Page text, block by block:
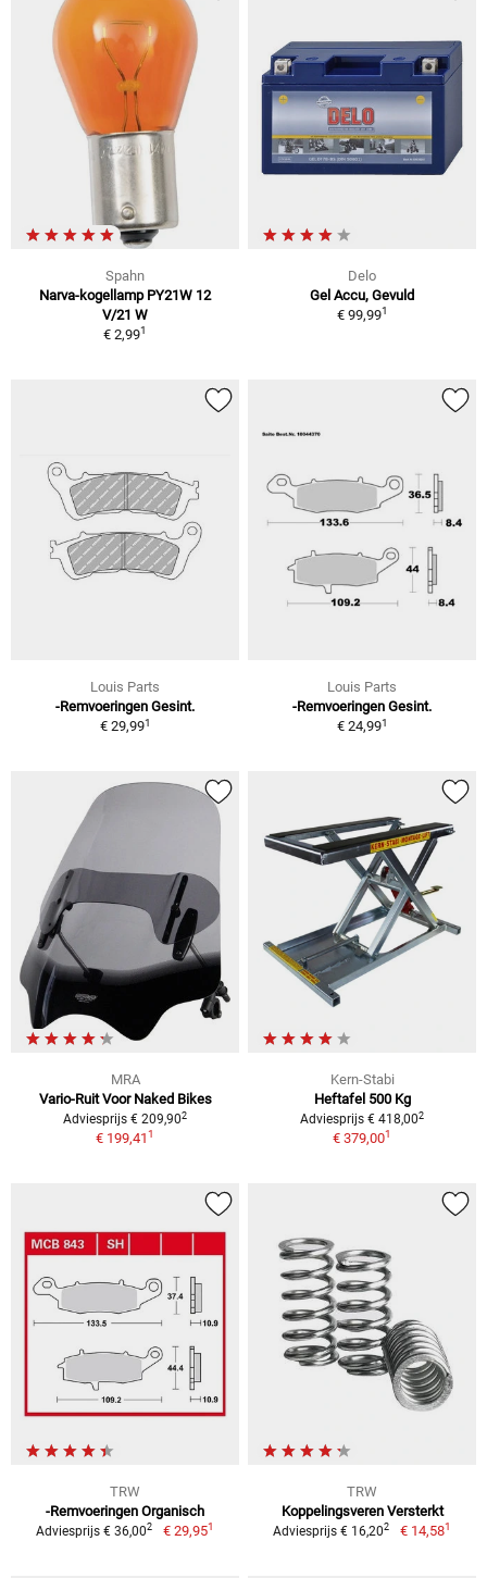
Spahn
Narva-kogellamp PY21W 12
V/21 W
€ 2,991
Delo
Gel Accu, Gevuld
€ 99,991
Louis Parts
-Remvoeringen Gesint.
€ 29,991
Louis Parts
-Remvoeringen Gesint.
€ 24,991
MRA
Vario-Ruit Voor Naked Bikes
Adviesprijs € 209,902
€ 199,411
Kern-Stabi
Heftafel 500 Kg
Adviesprijs € 418,002
€ 379,001
TRW
-Remvoeringen Organisch
Adviesprijs € 36,002 € 29,951
TRW
Koppelingsveren Versterkt
Adviesprijs € 16,202 € 14,581